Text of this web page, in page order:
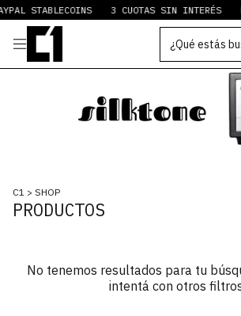
STABLECOINS 3 CUOTAS SIN INTERÉS
C1 > SHOP
PRODUCTOS
No tenemos resultados para tu
intentá con otros